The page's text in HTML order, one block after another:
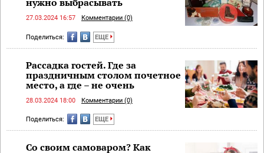
27.03.2024 16:57 Комментарии (0)
Поделиться: ЕЩЕ
Рассадка гостей. Где за
праздничным столом почетное
место, а где – не очень
28.03.2024 18:00 Комментарии (0)
Поделиться: ЕЩЕ
Со своим самоваром? Как